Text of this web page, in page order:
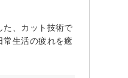
、カット技術で
生活の疲れを癒